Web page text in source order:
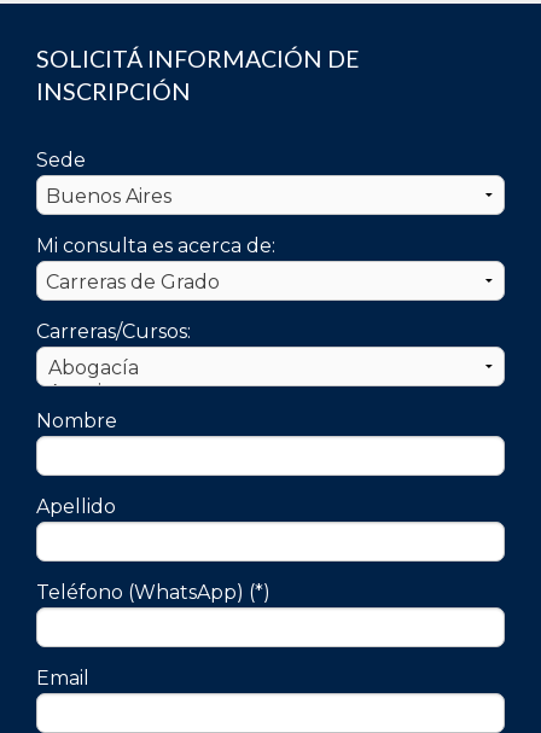
SOLICITÁ INFORMACIÓN DE
INSCRIPCIÓN
Sede
Mi consulta es acerca de:
Carreras/Cursos:
Nombre
Apellido
Teléfono (WhatsApp) (*)
Email